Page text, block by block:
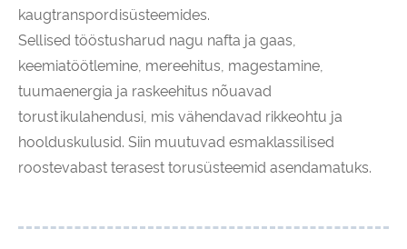
kaugtranspordisüsteemides.
Sellised tööstusharud nagu nafta ja gaas,
keemiatöötlemine, mereehitus, magestamine,
tuumaenergia ja raskeehitus nõuavad
torustikulahendusi, mis vähendavad rikkeohtu ja
hoolduskulusid. Siin muutuvad esmaklassilised
roostevabast terasest torusüsteemid asendamatuks.